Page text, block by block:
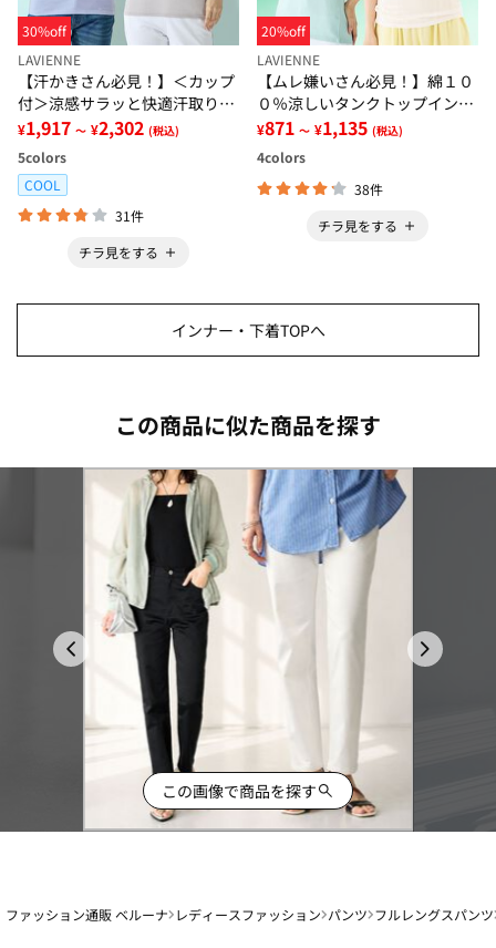
30%off
LAVIENNE
【汗かきさん必見！】＜カップ
付＞涼感サラッと快適汗取りタ
ンクトップインナー＜さらりラ
ボ＞
¥1,917 ～ ¥2,302 (税込)
5colors
COOL
31件
チラ見をする
20%off
LAVIENNE
【ムレ嫌いさん必見！】綿１０
０％涼しいタンクトップインナ
ー＜さらりラボ＞
¥871 ～ ¥1,135 (税込)
4colors
38件
チラ見をする
インナー・下着TOPへ
この商品に似た商品を探す
この画像で商品を探す
ファッション通販 ベルーナ レディースファッション パンツ フルレングスパンツ